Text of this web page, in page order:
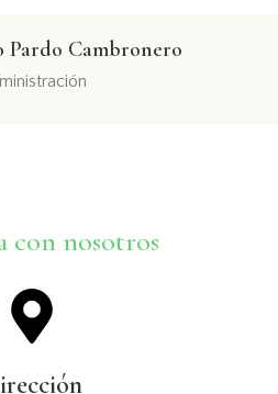
Pardo Cambronero
con nosotros